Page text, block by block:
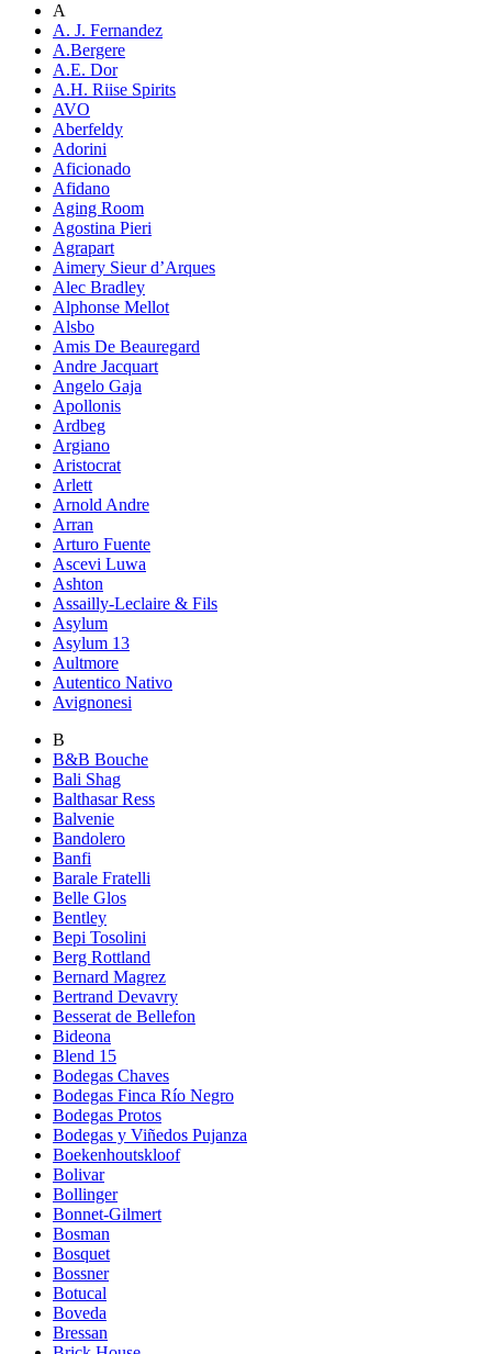
A
A. J. Fernandez
A.Bergere
A.E. Dor
A.H. Riise Spirits
AVO
Aberfeldy
Adorini
Aficionado
Afidano
Aging Room
Agostina Pieri
Agrapart
Aimery Sieur d’Arques
Alec Bradley
Alphonse Mellot
Alsbo
Amis De Beauregard
Andre Jacquart
Angelo Gaja
Apollonis
Ardbeg
Argiano
Aristocrat
Arlett
Arnold Andre
Arran
Arturo Fuente
Ascevi Luwa
Ashton
Assailly-Leclaire & Fils
Asylum
Asylum 13
Aultmore
Autentico Nativo
Avignonesi
B
B&B Bouche
Bali Shag
Balthasar Ress
Balvenie
Bandolero
Banfi
Barale Fratelli
Belle Glos
Bentley
Bepi Tosolini
Berg Rottland
Bernard Magrez
Bertrand Devavry
Besserat de Bellefon
Bideona
Blend 15
Bodegas Chaves
Bodegas Finca Río Negro
Bodegas Protos
Bodegas y Viñedos Pujanza
Boekenhoutskloof
Bolivar
Bollinger
Bonnet-Gilmert
Bosman
Bosquet
Bossner
Botucal
Boveda
Bressan